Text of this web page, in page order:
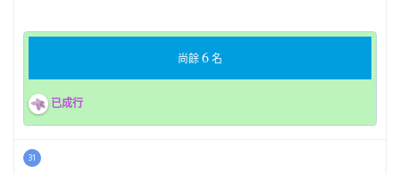
尚餘6名
已成行
31